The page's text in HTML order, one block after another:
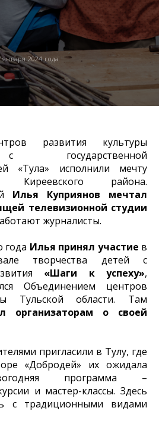
января 2024 года
развития культуры
государственной
«Тула» исполнили мечту
района.
Илья Куприянов
мечтал
телевизионной студии
журналисты.
года Илья принял участие в
творчества детей с
«Шаги к успеху»,
Объединением центров
Тульской области. Там
организаторам о своей
пригласили в Тулу, где
«Добродей» их ожидала
программа –
и мастер-классы. Здесь
с традиционными видами